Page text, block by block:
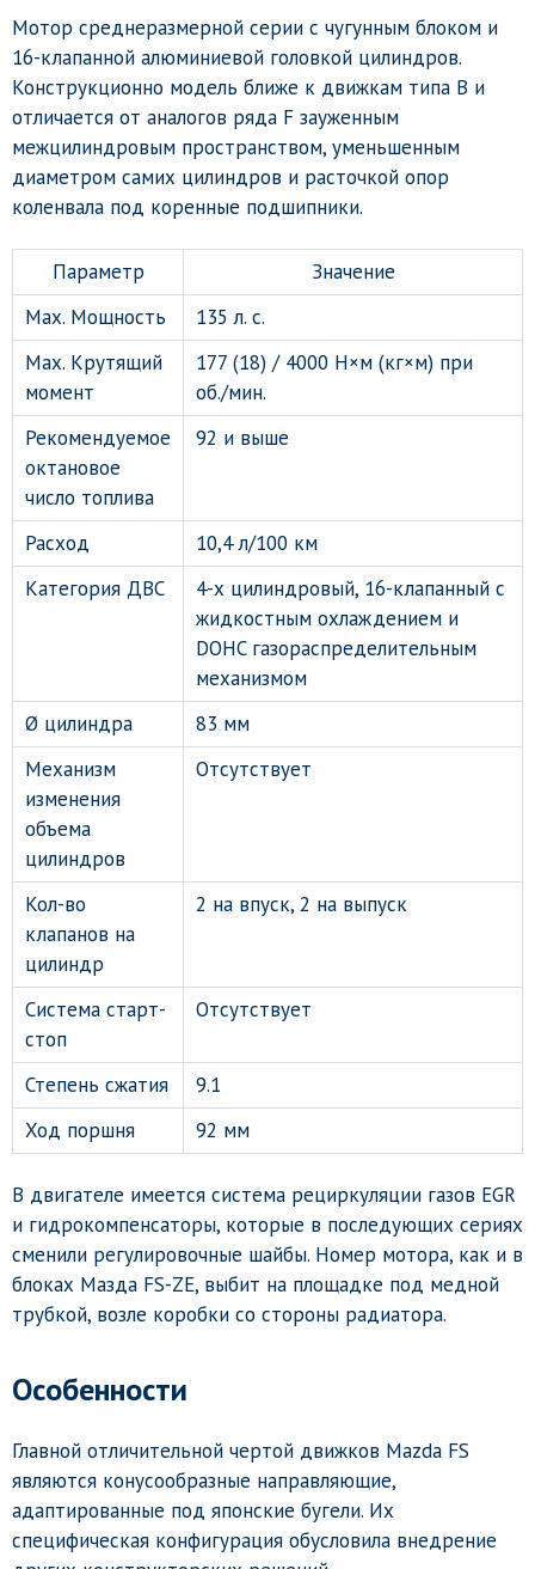
Мотор среднеразмерной серии с чугунным блоком и
16-клапанной алюминиевой головкой цилиндров.
Конструкционно модель ближе к движкам типа B и
отличается от аналогов ряда F зауженным
межцилиндровым пространством, уменьшенным
диаметром самих цилиндров и расточкой опор
коленвала под коренные подшипники.
Параметр
Значение
Max. Мощность
135 л. с.
Max. Крутящий
момент
177 (18) / 4000 Н×м (кг×м) при
об./мин.
Рекомендуемое
октановое
число топлива
92 и выше
Расход
10,4 л/100 км
Категория ДВС
4-х цилиндровый, 16-клапанный с
жидкостным охлаждением и
DOHC газораспределительным
механизмом
Ø цилиндра
83 мм
Механизм
изменения
объема
цилиндров
Отсутствует
Кол-во
клапанов на
цилиндр
2 на впуск, 2 на выпуск
Система старт-
стоп
Отсутствует
Степень сжатия
9.1
Ход поршня
92 мм
В двигателе имеется система рециркуляции газов EGR
и гидрокомпенсаторы, которые в последующих сериях
сменили регулировочные шайбы. Номер мотора, как и в
блоках Мазда FS-ZE, выбит на площадке под медной
трубкой, возле коробки со стороны радиатора.
Особенности
Главной отличительной чертой движков Mazda FS
являются конусообразные направляющие,
адаптированные под японские бугели. Их
специфическая конфигурация обусловила внедрение